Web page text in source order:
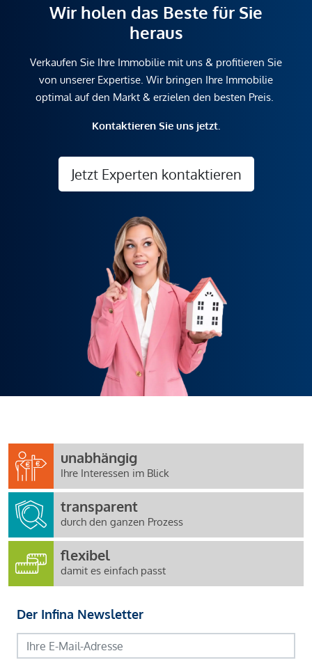
Wir holen das Beste für Sie
heraus
Verkaufen Sie Ihre Immobilie mit uns & profitieren Sie
von unserer Expertise. Wir bringen Ihre Immobilie
optimal auf den Markt & erzielen den besten Preis.
Kontaktieren Sie uns jetzt.
Jetzt Experten kontaktieren
unabhängig
Ihre Interessen im Blick
transparent
durch den ganzen Prozess
flexibel
damit es einfach passt
Der Infina Newsletter